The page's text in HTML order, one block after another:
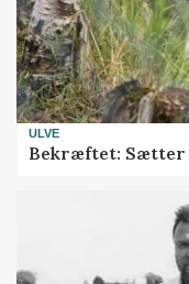
ULVE
Bekræftet: Sætter